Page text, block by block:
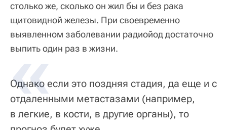
столько же, сколько он жил бы и без рака
щитовидной железы. При своевременно
выявленном заболевании радиойод достаточно
выпить один раз в жизни.
Однако если это поздняя стадия, да еще и с
отдаленными метастазами (например,
в легкие, в кости, в другие органы), то